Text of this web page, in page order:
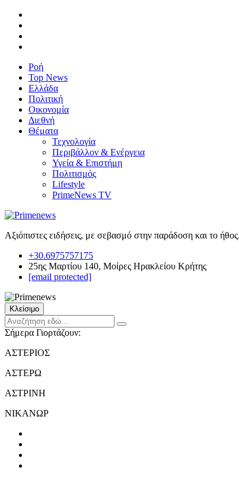
Ροή
Top News
Ελλάδα
Πολιτική
Οικονομία
Διεθνή
Θέματα
Τεχνολογία
Περιβάλλον & Ενέργεια
Υγεία & Επιστήμη
Πολιτισμός
Lifestyle
PrimeNews TV
Αξιόπιστες ειδήσεις, με σεβασμό στην παράδοση και το
+30.6975757175
25ης Μαρτίου 140, Μοίρες Ηρακλείου Κρήτης
[email protected]
Κλείσιμο
Σήμερα Γιορτάζουν:
ΑΣΤΕΡΙΟΣ
ΑΣΤΕΡΩ
ΑΣΤΡΙΝΗ
ΝΙΚΑΝΩΡ